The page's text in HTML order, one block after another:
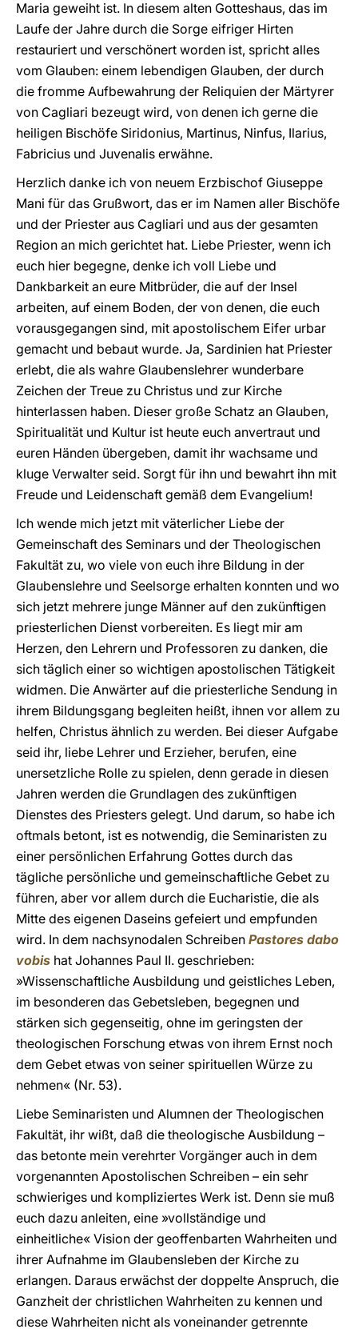
Maria geweiht ist. In diesem alten Gotteshaus, das im
Laufe der Jahre durch die Sorge eifriger Hirten
restauriert und verschönert worden ist, spricht alles
vom Glauben: einem lebendigen Glauben, der durch
die fromme Aufbewahrung der Reliquien der Märtyrer
von Cagliari bezeugt wird, von denen ich gerne die
heiligen Bischöfe Siridonius, Martinus, Ninfus, Ilarius,
Fabricius und Juvenalis erwähne.
Herzlich danke ich von neuem Erzbischof Giuseppe
Mani für das Grußwort, das er im Namen aller Bischöfe
und der Priester aus Cagliari und aus der gesamten
Region an mich gerichtet hat. Liebe Priester, wenn ich
euch hier begegne, denke ich voll Liebe und
Dankbarkeit an eure Mitbrüder, die auf der Insel
arbeiten, auf einem Boden, der von denen, die euch
vorausgegangen sind, mit apostolischem Eifer urbar
gemacht und bebaut wurde. Ja, Sardinien hat Priester
erlebt, die als wahre Glaubenslehrer wunderbare
Zeichen der Treue zu Christus und zur Kirche
hinterlassen haben. Dieser große Schatz an Glauben,
Spiritualität und Kultur ist heute euch anvertraut und
euren Händen übergeben, damit ihr wachsame und
kluge Verwalter seid. Sorgt für ihn und bewahrt ihn mit
Freude und Leidenschaft gemäß dem Evangelium!
Ich wende mich jetzt mit väterlicher Liebe der
Gemeinschaft des Seminars und der Theologischen
Fakultät zu, wo viele von euch ihre Bildung in der
Glaubenslehre und Seelsorge erhalten konnten und wo
sich jetzt mehrere junge Männer auf den zukünftigen
priesterlichen Dienst vorbereiten. Es liegt mir am
Herzen, den Lehrern und Professoren zu danken, die
sich täglich einer so wichtigen apostolischen Tätigkeit
widmen. Die Anwärter auf die priesterliche Sendung in
ihrem Bildungsgang begleiten heißt, ihnen vor allem zu
helfen, Christus ähnlich zu werden. Bei dieser Aufgabe
seid ihr, liebe Lehrer und Erzieher, berufen, eine
unersetzliche Rolle zu spielen, denn gerade in diesen
Jahren werden die Grundlagen des zukünftigen
Dienstes des Priesters gelegt. Und darum, so habe ich
oftmals betont, ist es notwendig, die Seminaristen zu
einer persönlichen Erfahrung Gottes durch das
tägliche persönliche und gemeinschaftliche Gebet zu
führen, aber vor allem durch die Eucharistie, die als
Mitte des eigenen Daseins gefeiert und empfunden
wird. In dem nachsynodalen Schreiben Pastores dabo
vobis hat Johannes Paul II. geschrieben:
»Wissenschaftliche Ausbildung und geistliches Leben,
im besonderen das Gebetsleben, begegnen und
stärken sich gegenseitig, ohne im geringsten der
theologischen Forschung etwas von ihrem Ernst noch
dem Gebet etwas von seiner spirituellen Würze zu
nehmen« (Nr. 53).
Liebe Seminaristen und Alumnen der Theologischen
Fakultät, ihr wißt, daß die theologische Ausbildung –
das betonte mein verehrter Vorgänger auch in dem
vorgenannten Apostolischen Schreiben – ein sehr
schwieriges und kompliziertes Werk ist. Denn sie muß
euch dazu anleiten, eine »vollständige und
einheitliche« Vision der geoffenbarten Wahrheiten und
ihrer Aufnahme im Glaubensleben der Kirche zu
erlangen. Daraus erwächst der doppelte Anspruch, die
Ganzheit der christlichen Wahrheiten zu kennen und
diese Wahrheiten nicht als voneinander getrennte